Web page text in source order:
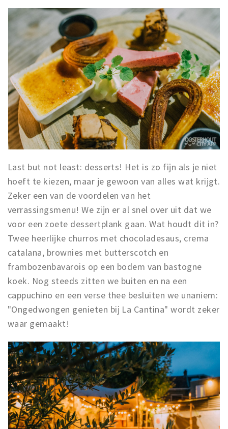
Last but not least: desserts! Het is zo fijn als je niet
hoeft te kiezen, maar je gewoon van alles wat krijgt.
Zeker een van de voordelen van het
verrassingsmenu! We zijn er al snel over uit dat we
voor een zoete dessertplank gaan. Wat houdt dit in?
Twee heerlijke churros met chocoladesaus, crema
catalana, brownies met butterscotch en
frambozenbavarois op een bodem van bastogne
koek. Nog steeds zitten we buiten en na een
cappuchino en een verse thee besluiten we unaniem:
"Ongedwongen genieten bij La Cantina" wordt zeker
waar gemaakt!